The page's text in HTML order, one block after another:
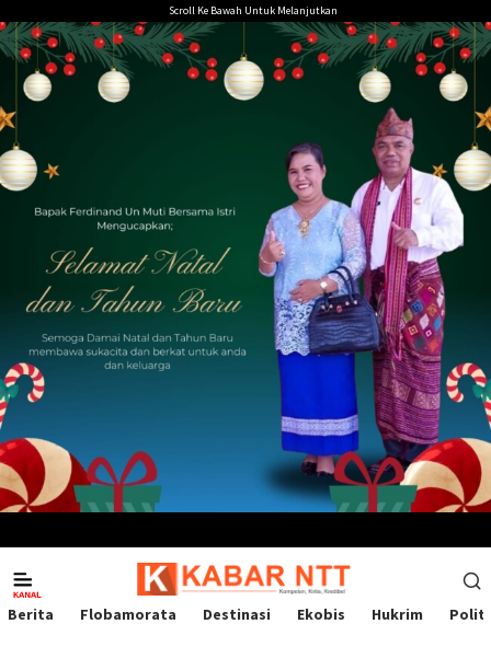
ke
konten
Scroll Ke Bawah Untuk Melanjutkan
Mobile
Berita Flobamorata Destinasi Ekobis Hukrim